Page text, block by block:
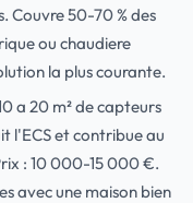
Couvre 50-70 % des
ou chaudiere
la plus courante.
a 20 m² de capteurs
l'ECS et contribue au
: 10 000-15 000 €.
avec une maison bien